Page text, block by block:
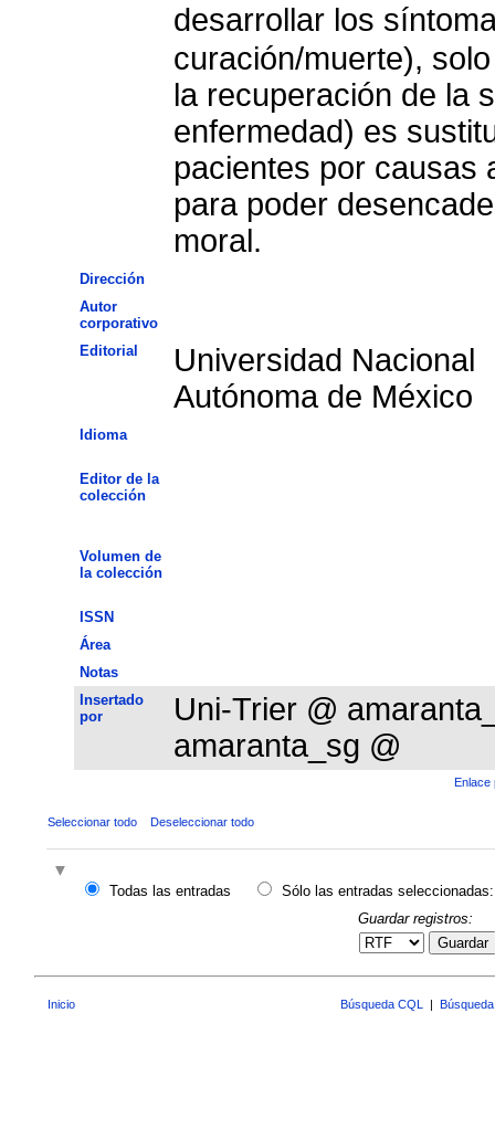
desarrollar los
curación/muerte),
la recuperación de la
enfermedad) es
pacientes por causas
para poder
moral.
Dirección
Autor
corporativo
Editorial
Universidad Nacional
Autónoma de México
Idioma
Editor de la
colección
Volumen de
la colección
ISSN
Área
Notas
Insertado
por
Uni-Trier @
amaranta_sg @
Enlace
Seleccionar todo Deseleccionar todo
Todas las entradas
Sólo las entradas seleccionadas:
Guardar registros:
Guardar
Inicio Búsqueda CQL